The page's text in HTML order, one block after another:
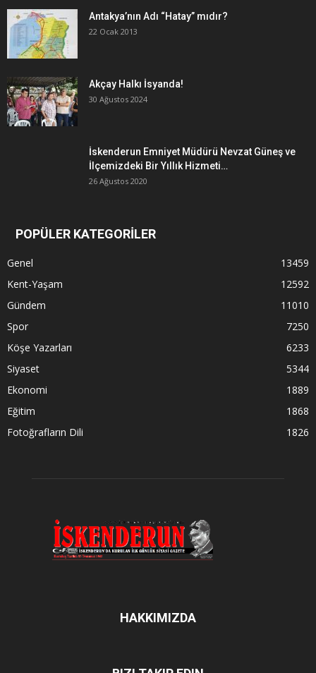
Antakya’nın Adı “Hatay” mıdır?
22 Ocak 2013
Akçay Halkı İsyanda!
30 Ağustos 2024
İskenderun Emniyet Müdürü Nevzat Güneş ve
İlçemizdeki Bir Yıllık Hizmeti…
26 Ağustos 2020
POPÜLER KATEGORİLER
Genel
13459
Kent-Yaşam
12592
Gündem
11010
Spor
7250
Köşe Yazarları
6233
Siyaset
5344
Ekonomi
1889
Eğitim
1868
Fotoğrafların Dili
1826
HAKKIMIZDA